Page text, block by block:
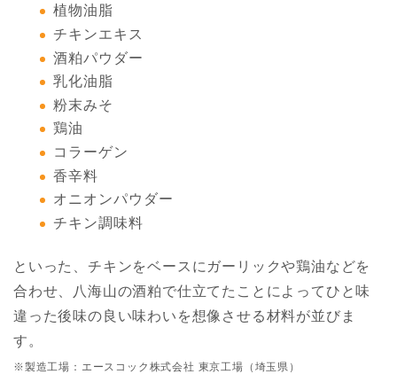
植物油脂
チキンエキス
酒粕パウダー
乳化油脂
粉末みそ
鶏油
コラーゲン
香辛料
オニオンパウダー
チキン調味料
といった、チキンをベースにガーリックや鶏油などを
合わせ、八海山の酒粕で仕立てたことによってひと味
違った後味の良い味わいを想像させる材料が並びま
す。
※製造工場：エースコック株式会社 東京工場（埼玉県）